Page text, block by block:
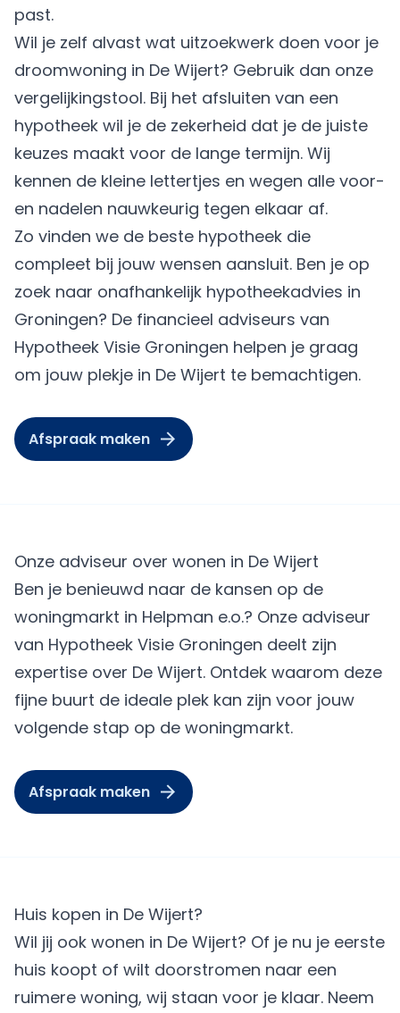
past.
Wil je zelf alvast wat uitzoekwerk doen voor je
droomwoning in De Wijert? Gebruik dan onze
vergelijkingstool. Bij het afsluiten van een
hypotheek wil je de zekerheid dat je de juiste
keuzes maakt voor de lange termijn. Wij
kennen de kleine lettertjes en wegen alle voor-
en nadelen nauwkeurig tegen elkaar af.
Zo vinden we de beste hypotheek die
compleet bij jouw wensen aansluit. Ben je op
zoek naar onafhankelijk hypotheekadvies in
Groningen? De financieel adviseurs van
Hypotheek Visie Groningen helpen je graag
om jouw plekje in De Wijert te bemachtigen.
Afspraak maken
Onze adviseur over wonen in De Wijert
Ben je benieuwd naar de kansen op de
woningmarkt in Helpman e.o.? Onze adviseur
van Hypotheek Visie Groningen deelt zijn
expertise over De Wijert. Ontdek waarom deze
fijne buurt de ideale plek kan zijn voor jouw
volgende stap op de woningmarkt.
Afspraak maken
Huis kopen in De Wijert?
Wil jij ook wonen in De Wijert? Of je nu je eerste
huis koopt of wilt doorstromen naar een
ruimere woning, wij staan voor je klaar. Neem